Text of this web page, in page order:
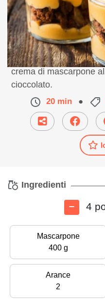
Una ricetta per dei
crema di mascarpone
cioccolato.
20 min ●
Ingredienti
4
Mascarpone
400 g
Arance
2